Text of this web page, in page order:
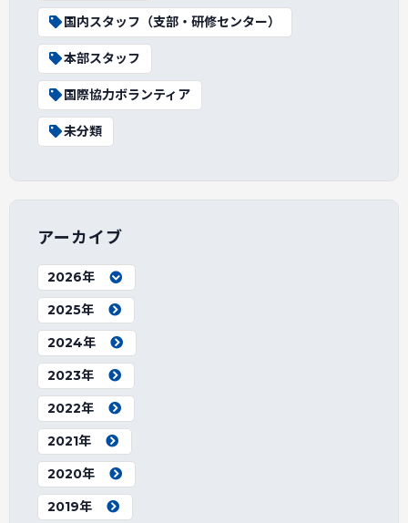
国内スタッフ（支部・研修センター）
本部スタッフ
国際協力ボランティア
未分類
アーカイブ
2026年
2025年
2024年
2023年
2022年
2021年
2020年
2019年